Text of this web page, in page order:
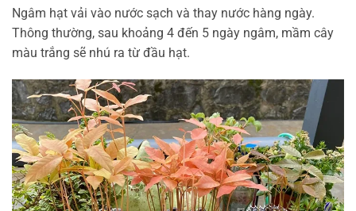
Ngâm hạt vải vào nước sạch và thay nước hàng ngày.
Thông thường, sau khoảng 4 đến 5 ngày ngâm, mầm cây
màu trắng sẽ nhú ra từ đầu hạt.